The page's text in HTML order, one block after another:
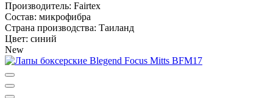
Производитель: Fairtex
Состав: микрофибра
Страна производства: Таиланд
Цвет: синий
New